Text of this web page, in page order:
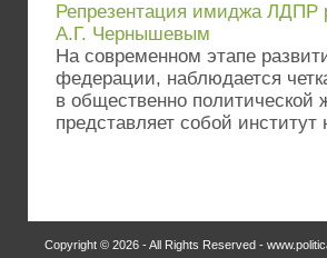
Репрезентация имиджа ЛДПР
А.Г. Чернышевым
На современном этапе
федерации, наблюдается
в общественно политической
представляет собой институт
Copyright © 2026 - All Rights Reserved -